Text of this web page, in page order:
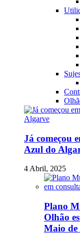
Já começou
Azul do
4 Abril, 2025
Plano
Olhão
Maio de